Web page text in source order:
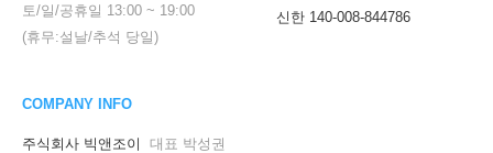
토/일/공휴일 13:00 ~ 19:00
(휴무:설날/추석 당일)
신한 140-008-844786
COMPANY INFO
주식회사 빅앤조이 대표 박성권